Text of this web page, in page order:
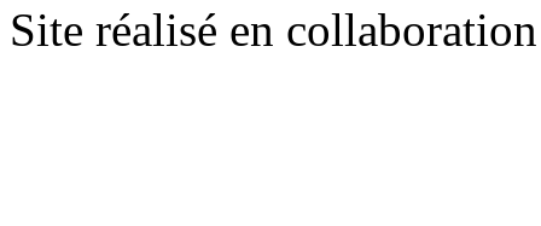
Site réalisé en